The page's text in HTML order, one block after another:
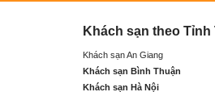
Khách sạn theo Tỉnh
Khách sạn An Giang
Khách sạn Bình Thuận
Khách sạn Hà Nội